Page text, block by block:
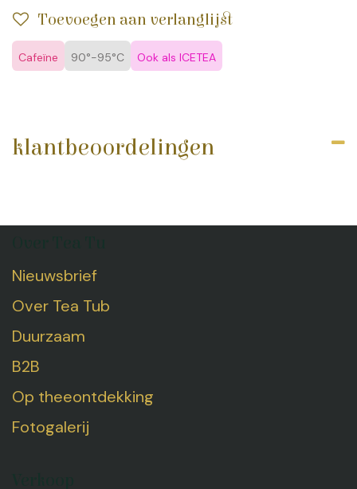
Toevoegen aan verlanglijst
Cafeïne 90°-95°C Ook als ICETEA
klantbeoordelingen
Nieuwsbrief
Over Tea Tub
Duurzaam
B2B
Op theeontdekking
Fotogalerij